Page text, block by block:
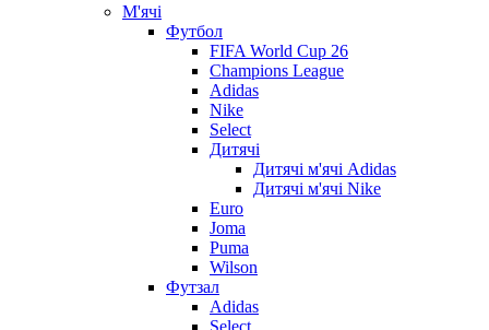
М'ячі
Футбол
FIFA World Cup 26
Champions League
Adidas
Nike
Select
Дитячі
Дитячі м'ячі Adidas
Дитячі м'ячі Nike
Euro
Joma
Puma
Wilson
Футзал
Adidas
Select